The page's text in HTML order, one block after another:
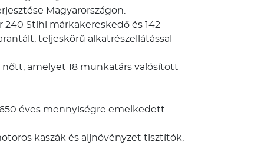
Magyarországon.
Stihl márkakereskedő és 142
teljeskörű alkatrészellátással
nőtt, amelyet 18 munkatárs valósított
éves mennyiségre emelkedett.
kaszák és aljnövényzet tisztítók,